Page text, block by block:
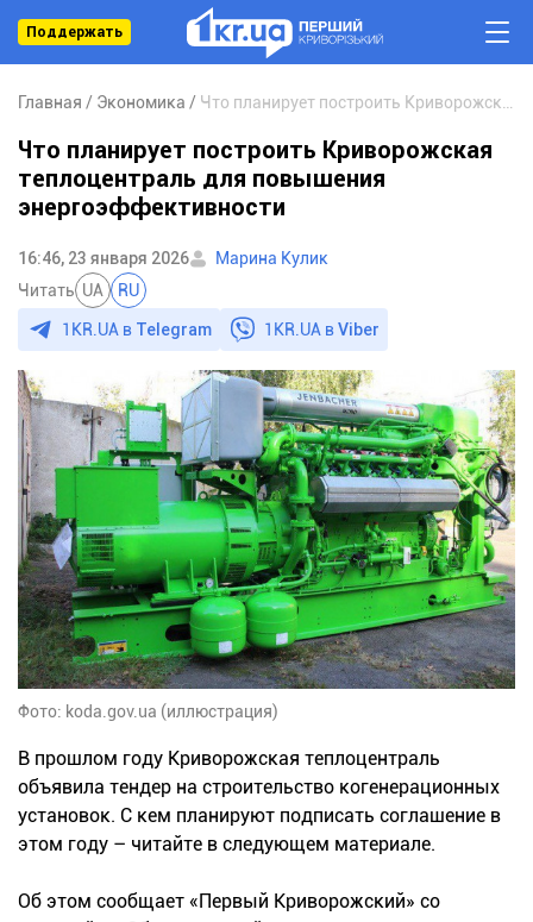
Поддержать
Главная Экономика
Что планирует построить Криворожская
теплоцентраль для повышения
энергоэффективности
16:46, 23 января 2026
Марина Кулик
Читать UA RU
1KR.UA в Telegram 1KR.UA вViber
Фото: koda.gov.ua (иллюстрация)
В прошлом году Криворожская теплоцентраль
объявила тендер на строительство когенерационных
установок. С кем планируют подписать соглашение в
этом году – читайте в следующем материале.
Об этом сообщает «Первый Криворожский» со